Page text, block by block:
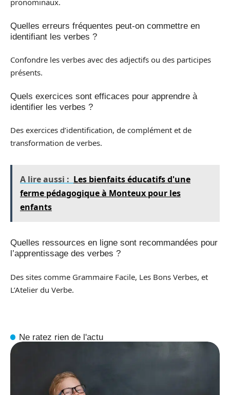
pronominaux.
Quelles erreurs fréquentes peut-on commettre en
identifiant les verbes ?
Confondre les verbes avec des adjectifs ou des participes
présents.
Quels exercices sont efficaces pour apprendre à
identifier les verbes ?
Des exercices d’identification, de complément et de
transformation de verbes.
A lire aussi : Les bienfaits éducatifs d'une
ferme pédagogique à Monteux pour les
enfants
Quelles ressources en ligne sont recommandées pour
l’apprentissage des verbes ?
Des sites comme Grammaire Facile, Les Bons Verbes, et
L’Atelier du Verbe.
Ne ratez rien de l'actu